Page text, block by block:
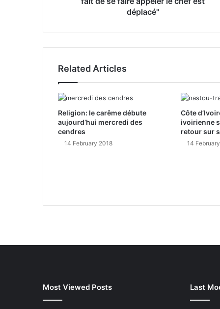
déplacé"
Related Articles
Religion: le carême débute
aujourd’hui mercredi des
cendres
14 February 2018
Côte
ivoirienne
retour sur
14
Most Viewed Posts Last